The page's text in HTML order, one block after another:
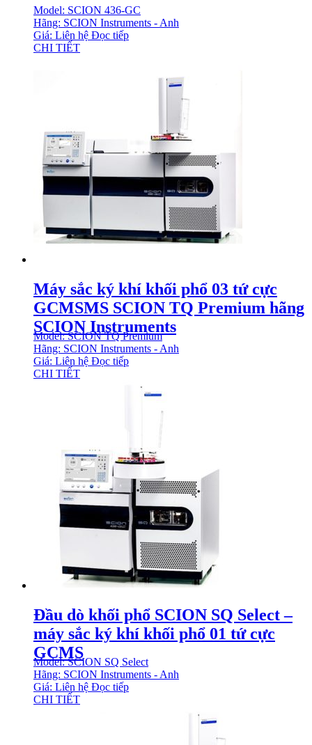
Model: SCION 436-GC
Hãng: SCION Instruments - Anh
Giá: Liên hệ Đọc tiếp
CHI TIẾT
Máy sắc ký khí khối phổ 03 tứ cực
GCMSMS SCION TQ Premium hãng
SCION Instruments
Model: SCION TQ Premium
Hãng: SCION Instruments - Anh
Giá: Liên hệ Đọc tiếp
CHI TIẾT
Đầu dò khối phổ SCION SQ Select –
máy sắc ký khí khối phổ 01 tứ cực
GCMS
Model: SCION SQ Select
Hãng: SCION Instruments - Anh
Giá: Liên hệ Đọc tiếp
CHI TIẾT